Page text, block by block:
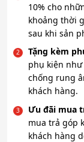
10% cho
khoảng thời
sau khi sản
Tặng kèm
phụ kiện như
chống rung
khách hàng.
Ưu đãi mua
mua trả góp
khách hàng